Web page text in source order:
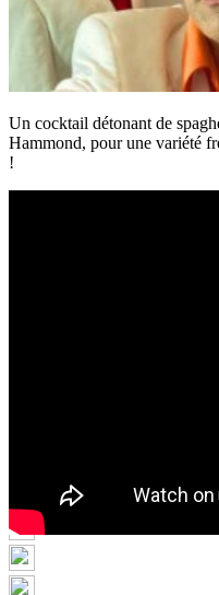
Un cocktail détonant de
Hammond, pour une variété
!